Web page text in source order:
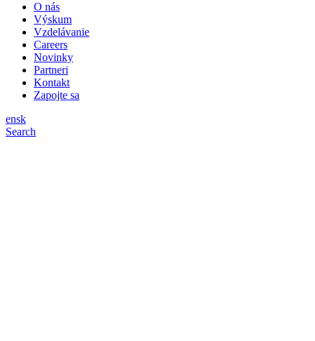
O nás
Výskum
Vzdelávanie
Careers
Novinky
Partneri
Kontakt
Zapojte sa
ensk
Search